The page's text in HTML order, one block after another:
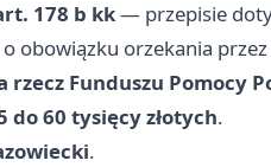
178 b kk— przepisie
orzekania przez
rzecz Funduszu Pomocy
60 tysięcy złotych.
.